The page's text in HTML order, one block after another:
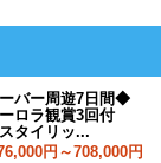
バー周遊7日間◆
ロラ観賞3回付
タイリッ...
円～708,000円